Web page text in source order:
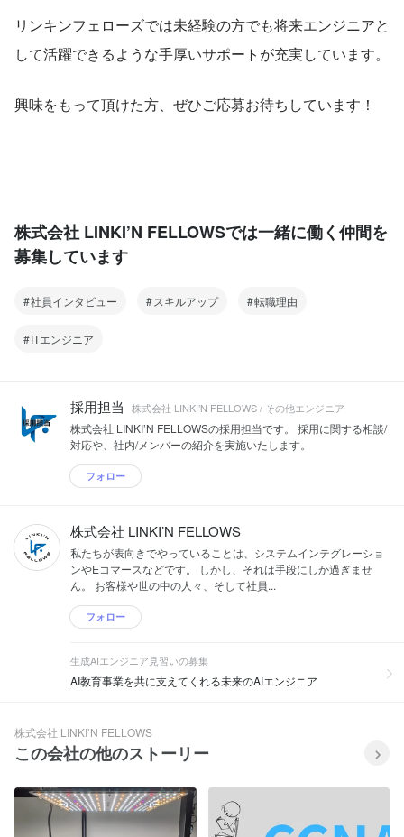
リンキンフェローズでは未経験の方でも将来エンジニアと
して活躍できるような手厚いサポートが充実しています。
興味をもって頂けた方、ぜひご応募お待ちしています！
株式会社 LINKI’N FELLOWSでは一緒に働く仲間を
募集しています
社員インタビュー スキルアップ 転職理由
ITエンジニア
採用担当 株式会社 LINKI’N FELLOWS / その他エンジニア
株式会社 LINKI’N FELLOWSの採用担当です。 採用に関する相談/
対応や、社内/メンバーの紹介を実施いたします。
フォロー
株式会社 LINKI’N FELLOWS
私たちが表向きでやっていることは、システムインテグレーショ
ンやEコマースなどです。 しかし、それは手段にしか過ぎませ
ん。 お客様や世の中の人々、そして社員...
フォロー
生成AIエンジニア見習いの募集
AI教育事業を共に支えてくれる未来のAIエンジニア
株式会社 LINKI’N FELLOWS
この会社の他のストーリー